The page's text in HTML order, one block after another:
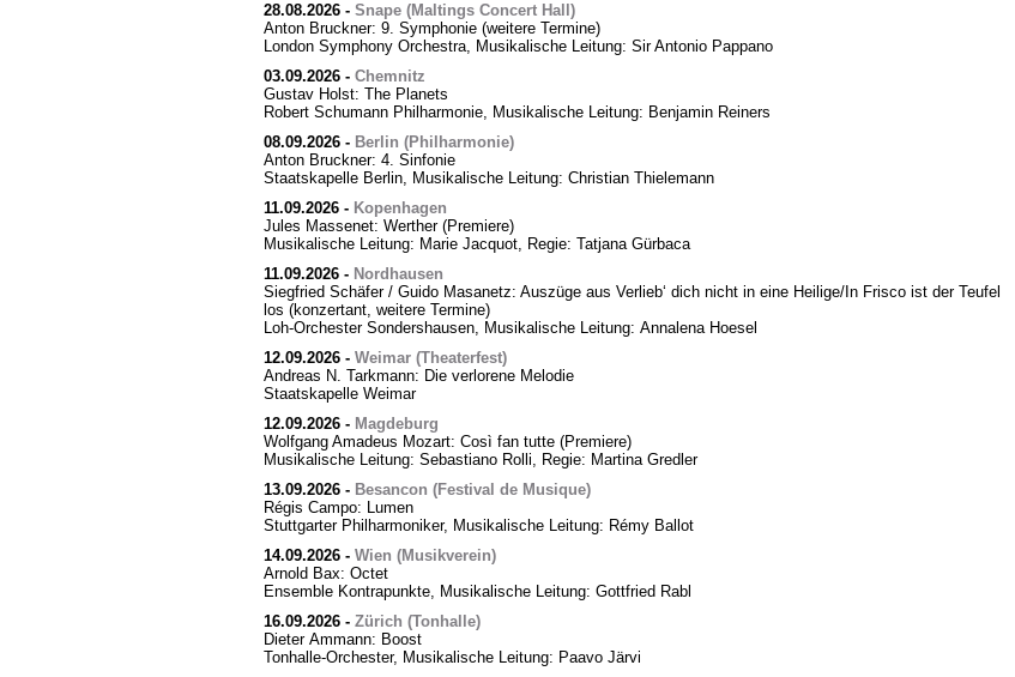
28.08.2026- Snape (Maltings Concert Hall)
Anton Bruckner: 9. Symphonie (weitere Termine)
London Symphony Orchestra, Musikalische Leitung: Sir Antonio Pappano
03.09.2026- Chemnitz
Gustav Holst: The Planets
Robert Schumann Philharmonie, Musikalische Leitung: Benjamin Reiners
08.09.2026- Berlin (Philharmonie)
Anton Bruckner: 4. Sinfonie
Staatskapelle Berlin, Musikalische Leitung: Christian Thielemann
11.09.2026- Kopenhagen
Jules Massenet: Werther (Premiere)
Musikalische Leitung: Marie Jacquot, Regie: Tatjana Gürbaca
11.09.2026- Nordhausen
Siegfried Schäfer / Guido Masanetz: Auszüge aus Verlieb‘ dich nicht in eine Heilige/In Frisco ist der Teufel
los (konzertant, weitere Termine)
Loh-Orchester Sondershausen, Musikalische Leitung: Annalena Hoesel
12.09.2026- Weimar (Theaterfest)
Andreas N. Tarkmann: Die verlorene Melodie
Staatskapelle Weimar
12.09.2026- Magdeburg
Wolfgang Amadeus Mozart: Così fan tutte (Premiere)
Musikalische Leitung: Sebastiano Rolli, Regie: Martina Gredler
13.09.2026- Besancon (Festival de Musique)
Régis Campo: Lumen
Stuttgarter Philharmoniker, Musikalische Leitung: Rémy Ballot
14.09.2026- Wien (Musikverein)
Arnold Bax: Octet
Ensemble Kontrapunkte, Musikalische Leitung: Gottfried Rabl
16.09.2026- Zürich (Tonhalle)
Dieter Ammann: Boost
Tonhalle-Orchester, Musikalische Leitung: Paavo Järvi